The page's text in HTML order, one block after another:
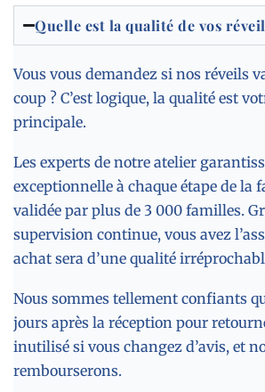
Quelle est la qualité de vos
Vous vous demandez si nos réveils
coup ? C’est logique, la qualité est
principale.
Les experts de notre atelier
exceptionnelle à chaque étape de la
validée par plus de 3 000 familles.
supervision continue, vous avez
achat sera d’une qualité
Nous sommes tellement confiants
jours après la réception pour
inutilisé si vous changez d’avis, et
rembourserons.